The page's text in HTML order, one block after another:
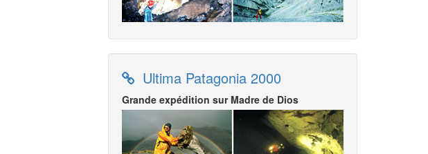
Ultima Patagonia 2000
Grande expédition sur Madre de Dios